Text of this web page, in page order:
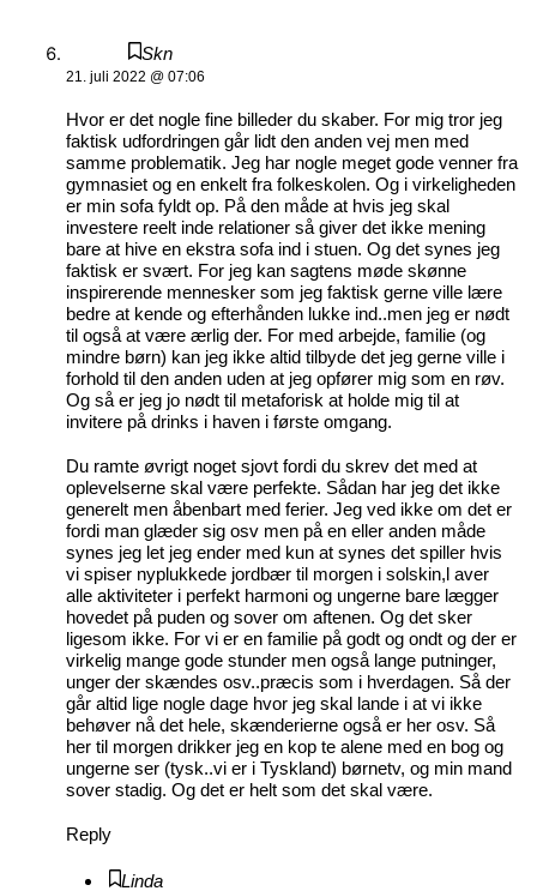
Skn
21. juli 2022 @ 07:06
Hvor er det nogle fine billeder du skaber. For mig tror jeg
faktisk udfordringen går lidt den anden vej men med
samme problematik. Jeg har nogle meget gode venner fra
gymnasiet og en enkelt fra folkeskolen. Og i virkeligheden
er min sofa fyldt op. På den måde at hvis jeg skal
investere reelt inde relationer så giver det ikke mening
bare at hive en ekstra sofa ind i stuen. Og det synes jeg
faktisk er svært. For jeg kan sagtens møde skønne
inspirerende mennesker som jeg faktisk gerne ville lære
bedre at kende og efterhånden lukke ind..men jeg er nødt
til også at være ærlig der. For med arbejde, familie (og
mindre børn) kan jeg ikke altid tilbyde det jeg gerne ville i
forhold til den anden uden at jeg opfører mig som en røv.
Og så er jeg jo nødt til metaforisk at holde mig til at
invitere på drinks i haven i første omgang.
Du ramte øvrigt noget sjovt fordi du skrev det med at
oplevelserne skal være perfekte. Sådan har jeg det ikke
generelt men åbenbart med ferier. Jeg ved ikke om det er
fordi man glæder sig osv men på en eller anden måde
synes jeg let jeg ender med kun at synes det spiller hvis
vi spiser nyplukkede jordbær til morgen i solskin,l aver
alle aktiviteter i perfekt harmoni og ungerne bare lægger
hovedet på puden og sover om aftenen. Og det sker
ligesom ikke. For vi er en familie på godt og ondt og der er
virkelig mange gode stunder men også lange putninger,
unger der skændes osv..præcis som i hverdagen. Så der
går altid lige nogle dage hvor jeg skal lande i at vi ikke
behøver nå det hele, skænderierne også er her osv. Så
her til morgen drikker jeg en kop te alene med en bog og
ungerne ser (tysk..vi er i Tyskland) børnetv, og min mand
sover stadig. Og det er helt som det skal være.
Reply
Linda